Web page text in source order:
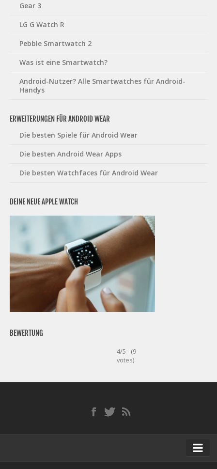
Gear 3
LG G Watch R
Pebble Smartwatch 2
Was ist eine Smartwatch?
Android-Nutzer? Alle Smartwatches für Android-
Handys
ERWEITERUNGEN FÜR ANDROID WEAR
Die besten Spiele für Android Wear
Die besten Android Wear Apps
Die besten Watchfaces für Android Wear
DEINE NEUE APPLE WATCH
BEWERTUNG
4/5 - (9
votes)